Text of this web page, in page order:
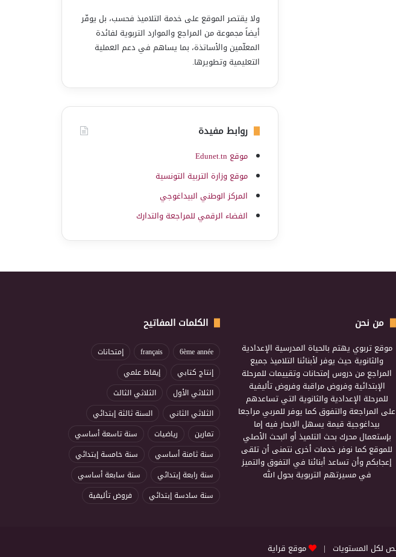
ولا يقتصر الموقع على خدمة التلاميذ فحسب، بل يوفّر
أيضاً مجموعة من المراجع والموارد التربوية لفائدة
المعلّمين والأساتذة، بما يساهم في دعم العملية
التعليمية وتطويرها.
روابط مفيدة
موقع Edunet.tn
موقع وزارة التربية التونسية
المركز الوطني البيداغوجي
الفضاء الرقمي للمراجعة والتدارك
من نحن
موقع تربوي يهتم بالحياة المدرسية الإعدادية
والثانوية حيث يوفر لأبنائنا التلاميذ جميع
المراجع من دروس إمتحانات وتقييمات للمرحلة
الإبتدائية وفروض مراقبة وفروض تأليفية
للمرحلة الإعدادية والثانوية التي تساعدهم
على المراجعة والتفوق كما يوفر للمربي مراجعا
بيداغوجية قيمة يسهل الابحار فيه إما
بإستعمال محرك بحث التلميذ أو البحث الأصلي
للموقع كما نوفر خدمات أخرى نتمنى أن تلقى
إعجابكم وأن تساعد أبنائنا في التفوق والتميز
في مسيرتهم التربوية بحول الله
الكلمات المفاتيح
6ème année
français
إمتحانات
إنتاج كتابي
إيقاظ علمي
الثلاثي الأول
الثلاثي الثالث
الثلاثي الثاني
السنة ثالثة إبتدائي
تمارين
رياضيات
سنة تاسعة أساسي
سنة ثامنة أساسي
سنة خامسة إبتدائي
سنة رابعة إبتدائي
سنة سابعة أساسي
سنة سادسة إبتدائي
فروض تأليفية
موقع قراية